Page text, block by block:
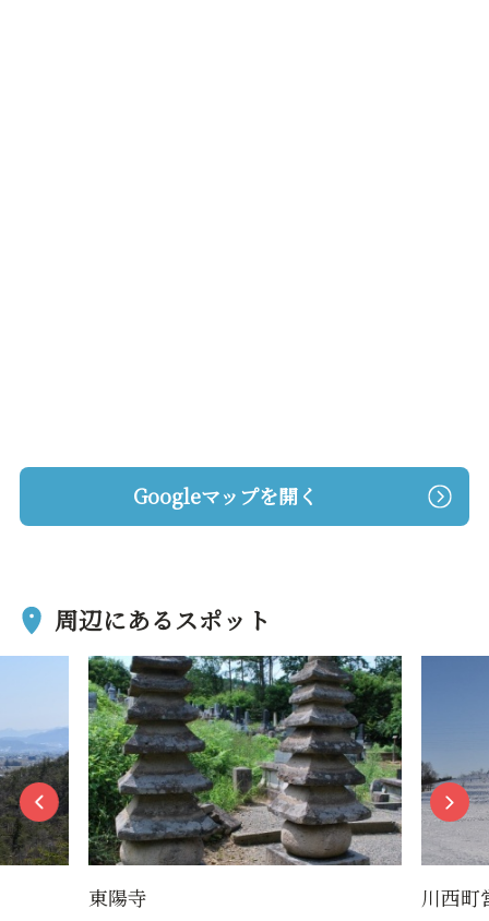
Googleマップを開く
周辺にあるスポット
東陽寺 川西町